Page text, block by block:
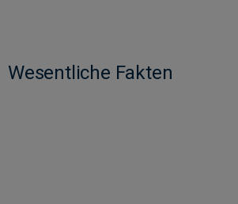
Wesentliche Fakten